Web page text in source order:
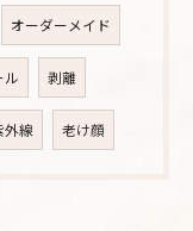
オーダーメイド
ル 剥離
外線 老け顔